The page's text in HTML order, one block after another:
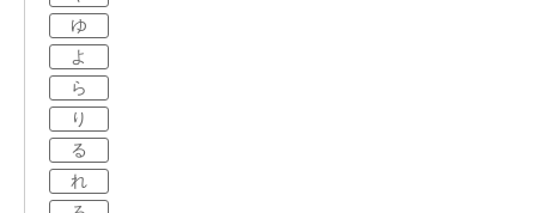
ゆ
よ
ら
り
る
れ